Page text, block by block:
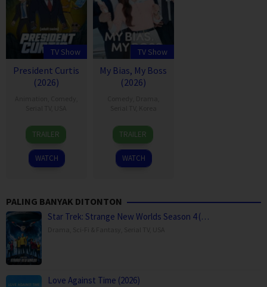
TV Show
President Curtis
(2026)
26
Jul
2026
Dan
Harmon
TRAILER
WATCH
TV Show
My Bias, My Boss
(2026)
3
Aug
2026
Seong
Eun
TRAILER
WATCH
PALING BANYAK DITONTON
Star Trek: Strange New Worlds Season 4 (…
Love Against Time (2026)